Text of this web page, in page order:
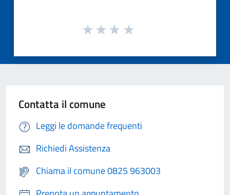
Contatta il comune
Leggi le domande frequenti
Richiedi Assistenza
Chiama il comune 0825 963003